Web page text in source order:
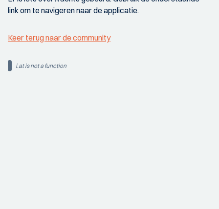
link om te navigeren naar de applicatie.
Keer terug naar de community
i.at is not a function